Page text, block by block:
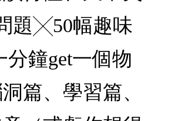
題╳50幅趣味
鐘get一個物
篇、學習篇、